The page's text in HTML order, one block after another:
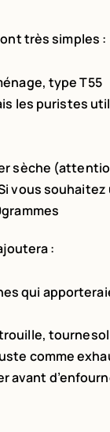
très simples :
type T55
les puristes
sèche
vous
:
qui
comme
avant